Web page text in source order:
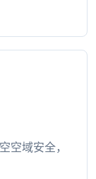
空域安全，